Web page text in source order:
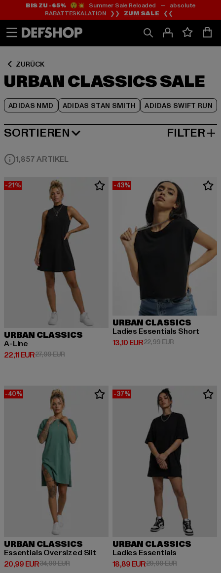
Zum
Inhalt
springen
Zum
Fußzeile
springen
BIS ZU -65%😲💥 Summer Sale Reloaded — absolute
RABATTESKALATION ❯❯ ZUM SALE ❮❮
ZURÜCK
URBAN CLASSICS SALE
ADIDAS NMD ADIDAS STAN SMITH ADIDAS SWIFT RUN
Zum
Produktraster
springen
SORTIEREN
BELIEBTESTE FILTER
1,857 ARTIKEL
-21%
URBAN CLASSICS
A-Line
22,11 EUR
Derzeitiger Preis: 22,11 EUR
27,99 EURAktionspreis: 27,99 EUR
-43%
URBAN CLASSICS
Ladies Essentials Short
13,10 EUR
Derzeitiger Preis: 13,10 EUR
22,99 EURAktionspreis:
-40%
URBAN CLASSICS
Essentials Oversized Slit
20,99 EUR
Derzeitiger Preis: 20,99 EUR
34,99 EURAktionspreis: 34,99 EUR
-37%
URBAN CLASSICS
Ladies Essentials
18,89 EUR
Derzeitiger Preis: 18,89 EUR
29,99 EURAktionspreis: